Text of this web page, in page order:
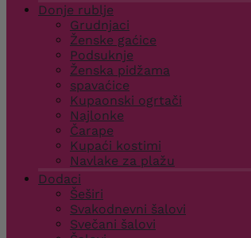
Donje rublje
Grudnjaci
Ženske gaćice
Podsuknje
Ženska pidžama
spavaćice
Kupaonski ogrtači
Najlonke
Čarape
Kupaći kostimi
Navlake za plažu
Dodaci
Šeširi
Svakodnevni šalovi
Svečani šalovi